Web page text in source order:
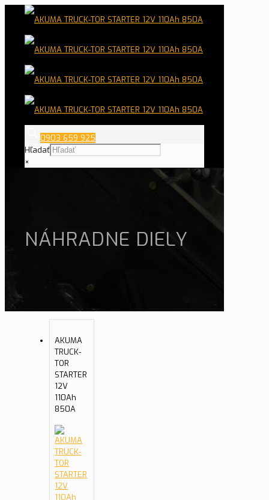
0903 659 925
Hľadať
×
NÁHRADNE DIELY
AKUMA
TRUCK-
TOR
STARTER
12V
110Ah
850A